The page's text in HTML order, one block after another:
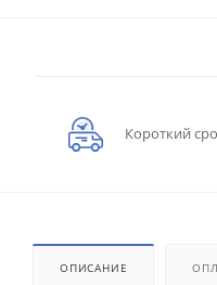
Короткий
ОПИСАНИЕ